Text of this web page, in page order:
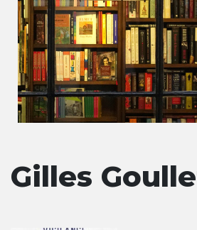
Gilles